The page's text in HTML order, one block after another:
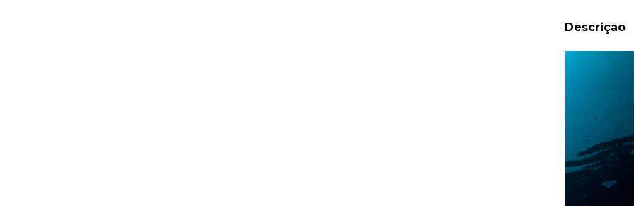
Descrição